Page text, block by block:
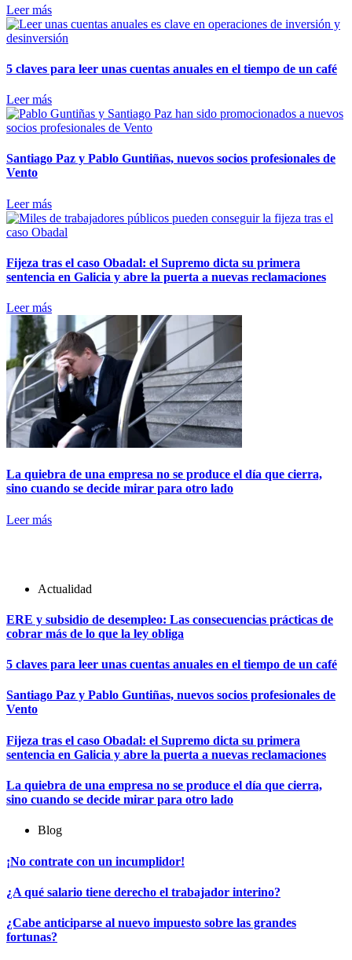
Leer más
5 claves para leer unas cuentas anuales en el tiempo de un café
Leer más
Santiago Paz y Pablo Guntiñas, nuevos socios profesionales de
Vento
Leer más
Fijeza tras el caso Obadal: el Supremo dicta su primera
sentencia en Galicia y abre la puerta a nuevas reclamaciones
Leer más
La quiebra de una empresa no se produce el día que cierra,
sino cuando se decide mirar para otro lado
Leer más
Actualidad
ERE y subsidio de desempleo: Las consecuencias prácticas de
cobrar más de lo que la ley obliga
5 claves para leer unas cuentas anuales en el tiempo de un café
Santiago Paz y Pablo Guntiñas, nuevos socios profesionales de
Vento
Fijeza tras el caso Obadal: el Supremo dicta su primera
sentencia en Galicia y abre la puerta a nuevas reclamaciones
La quiebra de una empresa no se produce el día que cierra,
sino cuando se decide mirar para otro lado
Blog
¡No contrate con un incumplidor!
¿A qué salario tiene derecho el trabajador interino?
¿Cabe anticiparse al nuevo impuesto sobre las grandes
fortunas?